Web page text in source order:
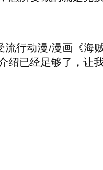
行动漫/漫画《
已经足够了，让